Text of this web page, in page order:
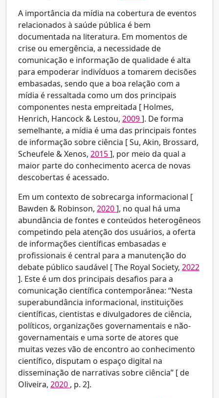
A importância da mídia na cobertura de eventos
relacionados à saúde pública é bem
documentada na literatura. Em momentos de
crise ou emergência, a necessidade de
comunicação e informação de qualidade é alta
para empoderar indivíduos a tomarem decisões
embasadas, sendo que a boa relação com a
mídia é ressaltada como um dos principais
componentes nesta empreitada [ Holmes,
Henrich, Hancock & Lestou, 2009]. De forma
semelhante, a mídia é uma das principais fontes
de informação sobre ciência [Su, Akin, Brossard,
Scheufele & Xenos, 2015], por meio da qual a
maior parte do conhecimento acerca de novas
descobertas é acessado.
Em um contexto de sobrecarga informacional [
Bawden & Robinson, 2020], no qual há uma
abundância de fontes e conteúdos heterogêneos
competindo pela atenção dos usuários, a oferta
de informações científicas embasadas e
profissionais é central para a manutenção do
debate público saudável [The Royal Society, 2022
]. Este é um dos principais desafios para a
comunicação científica contemporânea: “Nesta
superabundância informacional, instituições
científicas, cientistas e divulgadores de ciência,
políticos, organizações governamentais e não-
governamentais e uma sorte de atores que
muitas vezes vão de encontro ao conhecimento
científico, disputam o espaço digital na
disseminação de narrativas sobre ciência” [de
Oliveira, 2020 , p. 2].